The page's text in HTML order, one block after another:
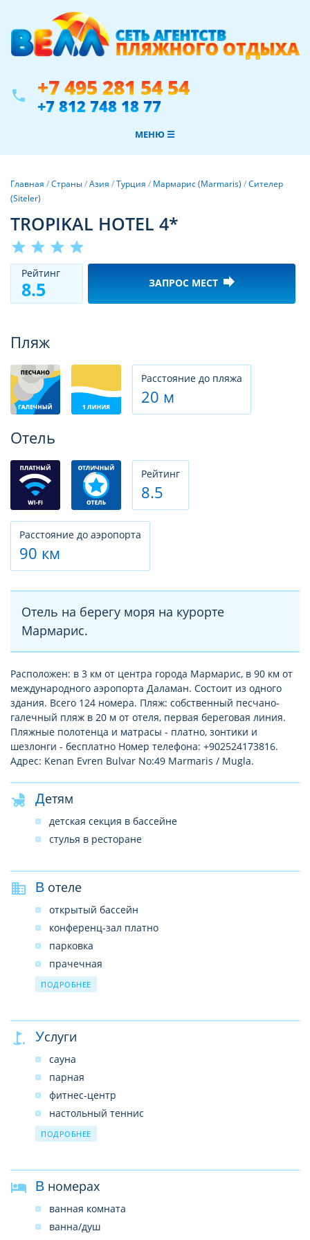
phone +7 495 281 54 54
+7 812 748 18 77
МЕНЮ ☰
Главная /Страны/Азия /Турция / Мармарис (Marmaris) /Сителер
(Siteler)
TROPIKAL HOTEL 4*
star star star star
Рeйтинг
8.5 ЗАПРОС МЕСТ forward
Пляж
Расстояние до пляжа
20 м
Отель
Рeйтинг
8.5
Расстояние до аэропорта
90 км
Отель на берегу моря на курорте
Мармарис.
Расположен: в 3 км от центра города Мармарис, в 90 км от
международного аэропорта Даламан. Состоит из одного
здания. Всего 124 номера. Пляж: собственный песчано-
галечный пляж в 20 м от отеля, первая береговая линия.
Пляжные полотенца и матрасы - платно, зонтики и
шезлонги - бесплатно Номер телефона: +902524173816.
Адрес: Kenan Evren Bulvar No:49 Marmaris / Mugla.
Детям
детская секция в бассейне
стулья в ресторане
В отеле
открытый бассейн
конференц-зал платно
парковка
прачечная
ресторан
бар у бассейна
сад
интернет-кафе
ПОДРОБНЕЕ
Услуги
сауна
парная
фитнес-центр
настольный теннис
серфинг
каноэ
ПОДРОБНЕЕ
В номерах
ванная комната
ванна/душ